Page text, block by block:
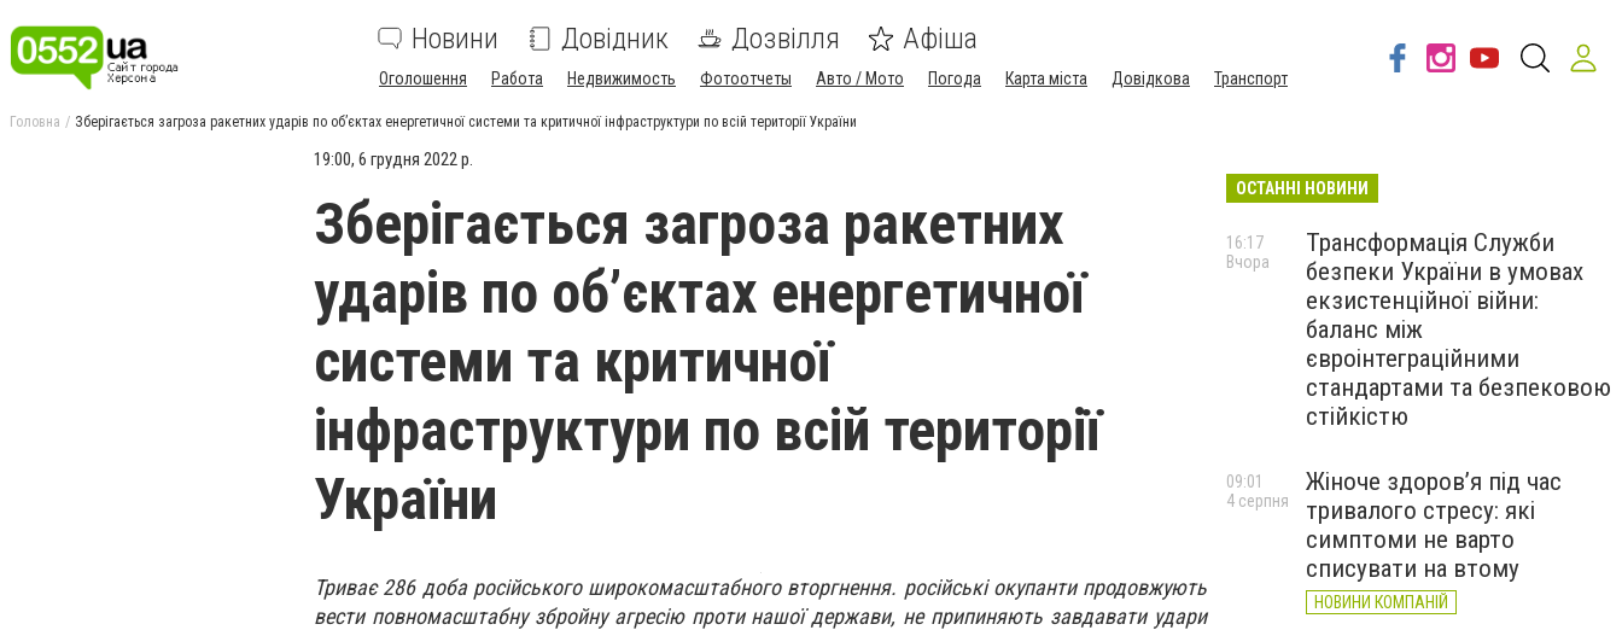
Новини Довідник Дозвілля Афіша
Оголошення Работа Недвижимость Фотоотчеты Авто / Мото Погода Карта міста Довідкова Транспорт
Головна Зберігається загроза ракетних ударів по об’єктах енергетичної системи та критичної інфраструктури по всій території України
19:00, 6 грудня 2022 р.
Зберігається загроза ракетних
ударів по об’єктах енергетичної
системи та критичної
інфраструктури по всій території
України
Триває 286 доба російського широкомасштабного вторгнення. російські окупанти продовжують
вести повномасштабну збройну агресію проти нашої держави, не припиняють завдавати удари
ОСТАННІ НОВИНИ
Трансформація Служби
безпеки України в умовах
екзистенційної війни:
баланс між
євроінтеграційними
стандартами та безпековою
стійкістю
16:17
Вчора
Жіноче здоров’я під час
тривалого стресу: які
симптоми не варто
списувати на втому
НОВИНИ КОМПАНІЙ
09:01
4 серпня